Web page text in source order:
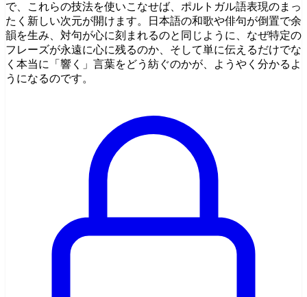
で、これらの技法を使いこなせば、ポルトガル語表現のまっ
たく新しい次元が開けます。日本語の和歌や俳句が倒置で余
韻を生み、対句が心に刻まれるのと同じように、なぜ特定の
フレーズが永遠に心に残るのか、そして単に伝えるだけでな
く本当に「響く」言葉をどう紡ぐのかが、ようやく分かるよ
うになるのです。